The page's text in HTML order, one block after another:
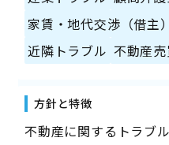
家賃・地代交渉（借主）
近隣トラブル 不動産
方針と特徴
不動産に関するトラブ